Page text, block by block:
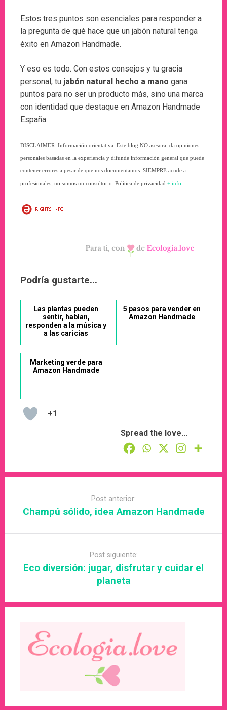
Estos tres puntos son esenciales para responder a
la pregunta de qué hace que un jabón natural tenga
éxito en Amazon Handmade.
Y eso es todo. Con estos consejos y tu gracia
personal, tu jabón natural hecho a mano gana
puntos para no ser un producto más, sino una marca
con identidad que destaque en Amazon Handmade
España.
DISCLAIMER: Información orientativa. Este blog NO asesora, da opiniones
personales basadas en la experiencia y difunde información general que puede
contener errores a pesar de que nos documentamos. SIEMPRE acude a
profesionales, no somos un consultorio. Política de privacidad + info
Podría gustarte...
Las plantas pueden
sentir, hablan,
responden a la música y
a las caricias
5 pasos para vender en
Amazon Handmade
Marketing verde para
Amazon Handmade
+1
Spread the love...
Post anterior:
Champú sólido, idea Amazon Handmade
Post siguiente:
Eco diversión: jugar, disfrutar y cuidar el
planeta